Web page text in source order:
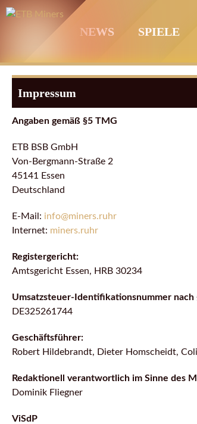
Springe
NEWS SPIELE
Impressum
Angaben gemäß §5 TMG
ETB BSB GmbH
Von-Bergmann-Straße 2
45141 Essen
Deutschland
E-Mail: info@miners.ruhr
Internet: miners.ruhr
Registergericht:
Amtsgericht Essen, HRB 30234
Umsatzsteuer-Identifikationsnummer nach
DE325261744
Geschäftsführer:
Robert Hildebrandt, Dieter Homscheidt,
Redaktionell verantwortlich im Sinne des
Dominik Fliegner
ViSdP